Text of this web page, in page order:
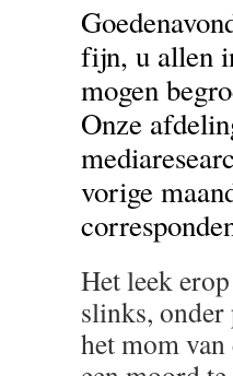
fijn, u allen
mogen
Onze
vorige
Het leek
slinks, onder
het mom van